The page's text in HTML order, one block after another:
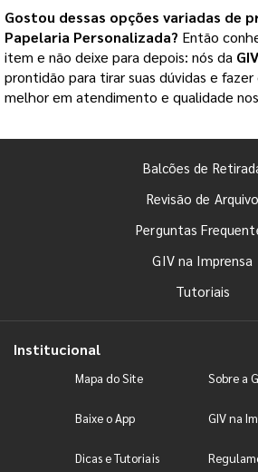
Gostou dessas opções variadas de
Papelaria Personalizada? Então
item e não deixe para depois: nós da
prontidão para tirar suas dúvidas e
melhor em atendimento e qualidade
Balcões de
Revisão de Arquivo
Perguntas
GIV na Imprensa
Tutoriais
Institucional
Mapa do Site Sobre a
Baixe o App GIV na
Dicas e Tutoriais